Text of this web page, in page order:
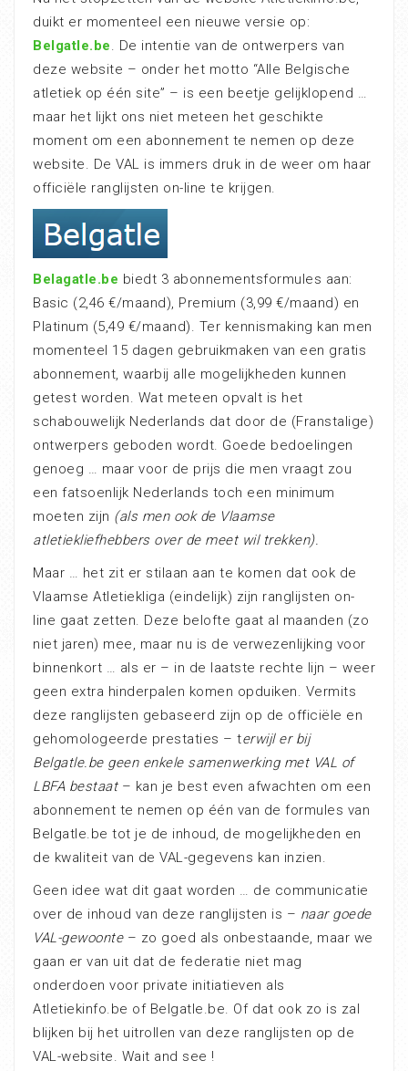
duikt er momenteel een nieuwe versie op:
Belgatle.be. De intentie van de ontwerpers van
deze website – onder het motto “Alle Belgische
atletiek op één site” – is een beetje gelijklopend …
maar het lijkt ons niet meteen het geschikte
moment om een abonnement te nemen op deze
website. De VAL is immers druk in de weer om haar
officiële ranglijsten on-line te krijgen.
Belagatle.be biedt 3 abonnementsformules aan:
Basic (2,46 €/maand), Premium (3,99 €/maand) en
Platinum (5,49 €/maand). Ter kennismaking kan men
momenteel 15 dagen gebruikmaken van een gratis
abonnement, waarbij alle mogelijkheden kunnen
getest worden. Wat meteen opvalt is het
schabouwelijk Nederlands dat door de (Franstalige)
ontwerpers geboden wordt. Goede bedoelingen
genoeg … maar voor de prijs die men vraagt zou
een fatsoenlijk Nederlands toch een minimum
moeten zijn (als men ook de Vlaamse
atletiekliefhebbers over de meet wil trekken).
Maar … het zit er stilaan aan te komen dat ook de
Vlaamse Atletiekliga (eindelijk) zijn ranglijsten on-
line gaat zetten. Deze belofte gaat al maanden (zo
niet jaren) mee, maar nu is de verwezenlijking voor
binnenkort … als er – in de laatste rechte lijn – weer
geen extra hinderpalen komen opduiken. Vermits
deze ranglijsten gebaseerd zijn op de officiële en
gehomologeerde prestaties – terwijl er bij
Belgatle.be geen enkele samenwerking met VAL of
LBFA bestaat– kan je best even afwachten om een
abonnement te nemen op één van de formules van
Belgatle.be tot je de inhoud, de mogelijkheden en
de kwaliteit van de VAL-gegevens kan inzien.
Geen idee wat dit gaat worden … de communicatie
over de inhoud van deze ranglijsten is – naar goede
VAL-gewoonte– zo goed als onbestaande, maar we
gaan er van uit dat de federatie niet mag
onderdoen voor private initiatieven als
Atletiekinfo.be of Belgatle.be. Of dat ook zo is zal
blijken bij het uitrollen van deze ranglijsten op de
VAL-website. Wait and see !